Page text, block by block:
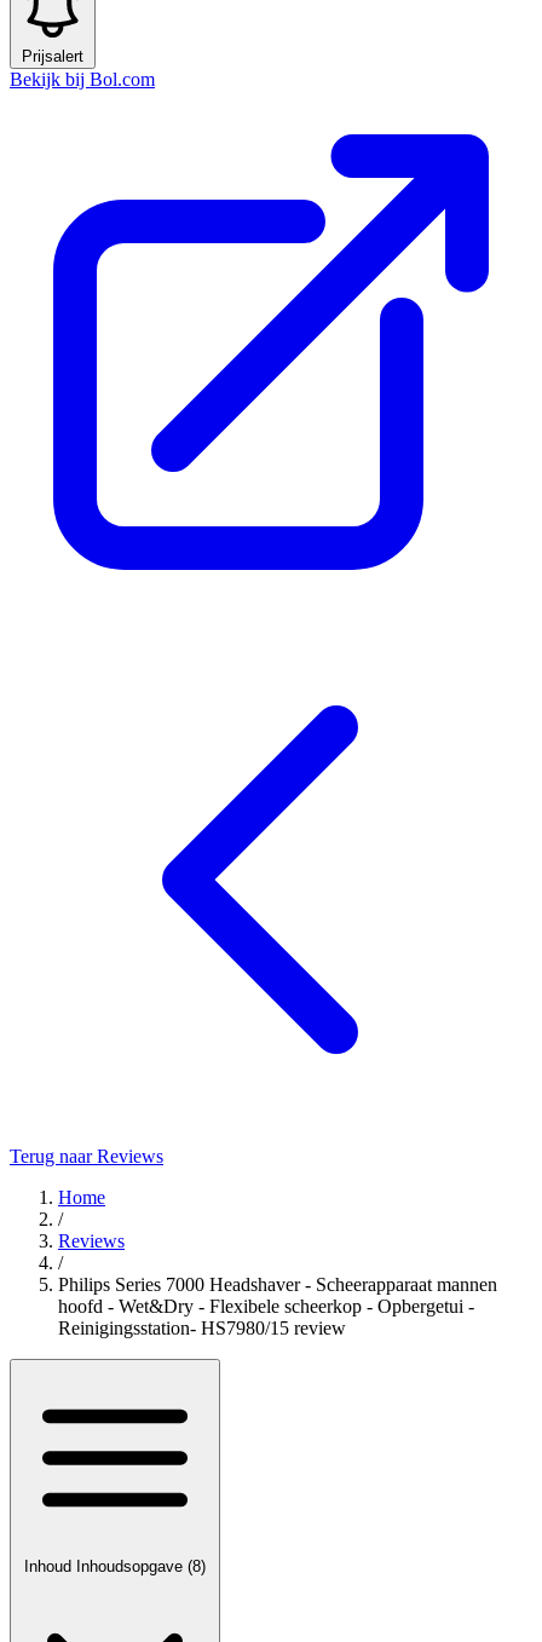
Prijsalert
Bekijk bij Bol.com
Terug naar Reviews
Home
/
Reviews
/
Philips Series 7000 Headshaver - Scheerapparaat mannen
hoofd - Wet&Dry - Flexibele scheerkop - Opbergetui -
Reinigingsstation- HS7980/15 review
Inhoud Inhoudsopgave (8)